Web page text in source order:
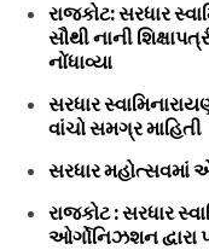
રાજકોટ: સરધાર
સૌથી નાની
નોંધાવ્યા
સરધાર
વાંચો સમગ્ર માહિતી
સરધાર મહોત્સવમાં
રાજકોટ : સરધાર
ઓર્ગોનિઝશન